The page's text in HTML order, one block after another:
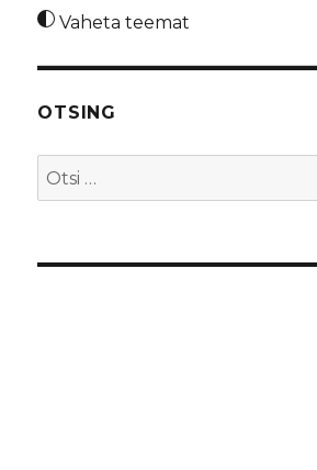
Vaheta teemat
OTSING
Otsi: